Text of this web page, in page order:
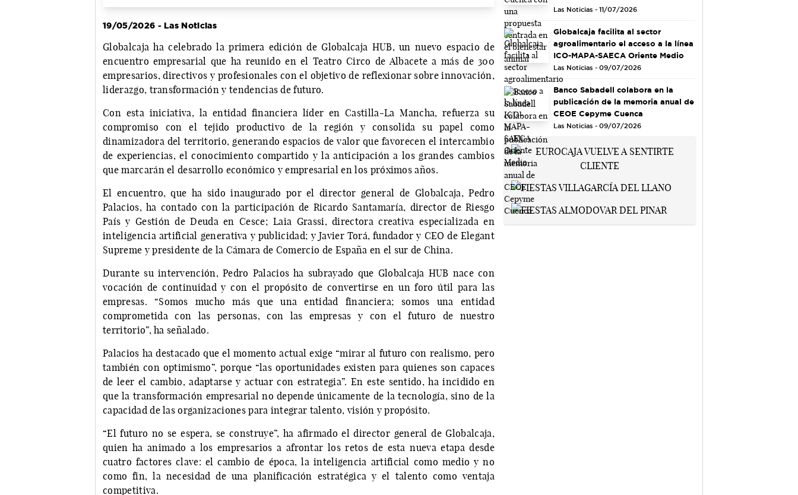
19/05/2026 - Las Noticias
Globalcaja ha celebrado la primera edición de Globalcaja HUB, un nuevo espacio de
encuentro empresarial que ha reunido en el Teatro Circo de Albacete a más de 300
empresarios, directivos y profesionales con el objetivo de reflexionar sobre innovación,
liderazgo, transformación y tendencias de futuro.
Con esta iniciativa, la entidad financiera líder en Castilla-La Mancha, refuerza su
compromiso con el tejido productivo de la región y consolida su papel como
dinamizadora del territorio, generando espacios de valor que favorecen el intercambio
de experiencias, el conocimiento compartido y la anticipación a los grandes cambios
que marcarán el desarrollo económico y empresarial en los próximos años.
El encuentro, que ha sido inaugurado por el director general de Globalcaja, Pedro
Palacios, ha contado con la participación de Ricardo Santamaría, director de Riesgo
País y Gestión de Deuda en Cesce; Laia Grassi, directora creativa especializada en
inteligencia artificial generativa y publicidad; y Javier Torá, fundador y CEO de Elegant
Supreme y presidente de la Cámara de Comercio de España en el sur de China.
Durante su intervención, Pedro Palacios ha subrayado que Globalcaja HUB nace con
vocación de continuidad y con el propósito de convertirse en un foro útil para las
empresas. “Somos mucho más que una entidad financiera; somos una entidad
comprometida con las personas, con las empresas y con el futuro de nuestro
territorio”, ha señalado.
Palacios ha destacado que el momento actual exige “mirar al futuro con realismo, pero
también con optimismo”, porque “las oportunidades existen para quienes son capaces
de leer el cambio, adaptarse y actuar con estrategia”. En este sentido, ha incidido en
que la transformación empresarial no depende únicamente de la tecnología, sino de la
capacidad de las organizaciones para integrar talento, visión y propósito.
“El futuro no se espera, se construye”, ha afirmado el director general de Globalcaja,
quien ha animado a los empresarios a afrontar los retos de esta nueva etapa desde
cuatro factores clave: el cambio de época, la inteligencia artificial como medio y no
como fin, la necesidad de una planificación estratégica y el talento como ventaja
competitiva.
Las Noticias - 11/07/2026
Globalcaja facilita al sector
agroalimentario el acceso a la línea
ICO-MAPA-SAECA Oriente Medio
Las Noticias - 09/07/2026
Banco Sabadell colabora en la
publicación de la memoria anual de
CEOE Cepyme Cuenca
Las Noticias - 09/07/2026